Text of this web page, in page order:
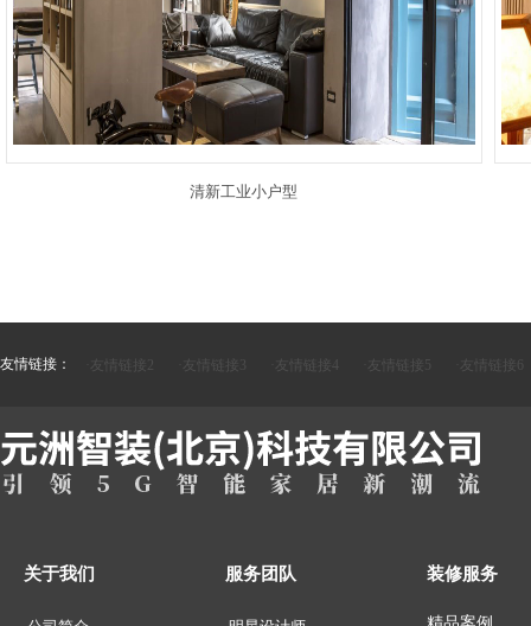
清新工业小户型
友情链接： ·友情链接2 ·友情链接3 ·友情链接4 ·友情链接5 ·友情链接6
关于我们 服务团队 装修服务